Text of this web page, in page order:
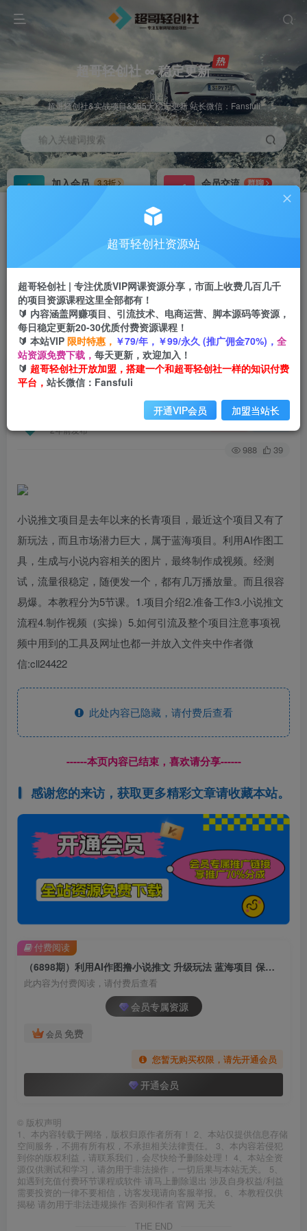
超哥轻创社 ∞ 稳定更新
超哥轻创社&实战项目&365天稳定更新 站长微信：Fansfuli
输入关键词搜索
加入会员
3.3折
会员交流
群聊
推广返佣高达70%
首页 创业课程 会员专属 正文
（6898期）利用AI作图撸小说推文 升级玩法 蓝海
项目 保姆级教程 小白也能日赚300
2年前发布
关注 私信
988 39
小说推文项目是去年以来的长青项目，最近这个项目又有了
新玩法，而且市场潜力巨大，属于蓝海项目。利用AI作图工
具，生成与小说内容相关的图片，最终制作成视频。经测
试，流量很稳定，随便发一个，都有几万播放量。而且很容
易爆。本教程分为5节课。1.项目介绍2.准备工作3.小说推文
流程4.制作视频（实操）5.如何引流及整个项目注意事项视
频中用到的工具及网址也都一并放入文件夹中作者微
信:cll24422
此处内容已隐藏，请付费后查看
------本页内容已结束，喜欢请分享------
感谢您的来访，获取更多精彩文章请收藏本站。
（6898期）利用AI作图撸小说推文 升级玩法 蓝海项目 保姆级教程 小白也能日赚300
此内容为付费阅读，请付费后查看
会员专属资源
会员 免费
您暂无购买权限，请先开通会员
开通会员
付费阅读
© 版权声明
1、本内容转载于网络，版权归原作者所有！ 2、本站仅提供信息存储
空间服务，不拥有所有权，不承担相关法律责任。 3、本内容若侵犯
到你的版权利益，请联系我们，会尽快给予删除处理！ 4、本站全资
源仅供测试和学习，请勿用于非法操作，一切后果与本站无关。 5、
如遇到充值付费环节课程或软件 请马上删除退出 涉及自身权益/利益
需要投资的一律不要相信，访客发现请向客服举报。 6、本教程仅供
揭秘 请勿用于非法违规操作 否则和作者 官网 无关
THE END
超哥轻创社资源站
超哥轻创社 | 专注优质VIP网课资源分享，市面上收费几百几千
的项目资源课程这里全部都有！
🔰 内容涵盖网赚项目、引流技术、电商运营、脚本源码等资源，
每日稳定更新20-30优质付费资源课程！
🔰 本站VIP 限时特惠， ￥79/年，￥99/永久 (推广佣金70%)， 全
站资源免费下载， 每天更新，欢迎加入！
🔰 超哥轻创社开放加盟，搭建一个和超哥轻创社一样的知识付费
平台， 站长微信：Fansfuli
开通VIP会员 加盟当站长